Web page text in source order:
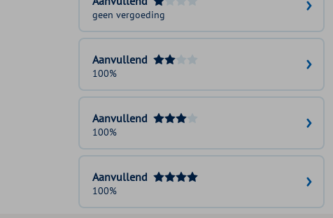
geen vergoeding
Aanvullend
100%
Aanvullend
100%
Aanvullend
100%